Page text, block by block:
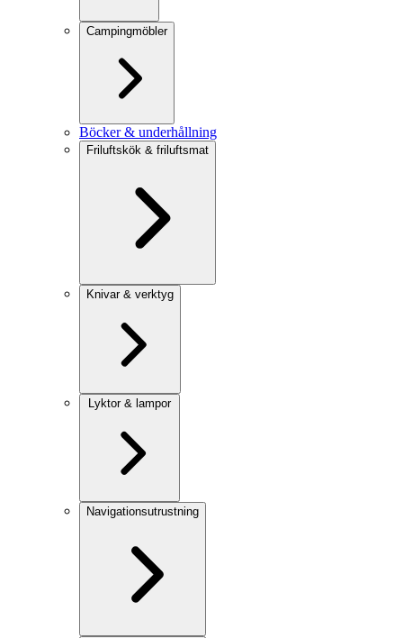
Campingmöbler
Böcker & underhållning
Friluftskök & friluftsmat
Knivar & verktyg
Lyktor & lampor
Navigationsutrustning